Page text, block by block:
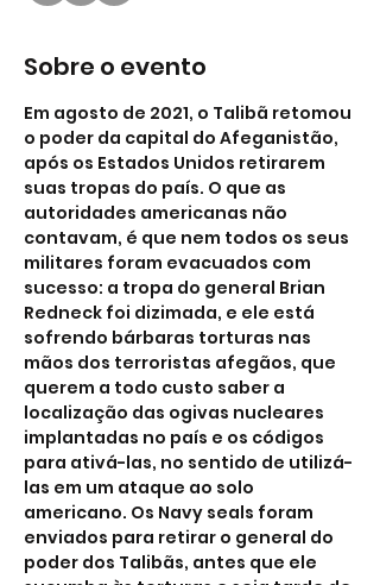
Sobre o evento
Em agosto de 2021, o Talibã retomou
o poder da capital do Afeganistão,
após os Estados Unidos retirarem
suas tropas do país. O que as
autoridades americanas não
contavam, é que nem todos os seus
militares foram evacuados com
sucesso: a tropa do general Brian
Redneck foi dizimada, e ele está
sofrendo bárbaras torturas nas
mãos dos terroristas afegãos, que
querem a todo custo saber a
localização das ogivas nucleares
implantadas no país e os códigos
para ativá-las, no sentido de utilizá-
las em um ataque ao solo
americano. Os Navy seals foram
enviados para retirar o general do
poder dos Talibãs, antes que ele